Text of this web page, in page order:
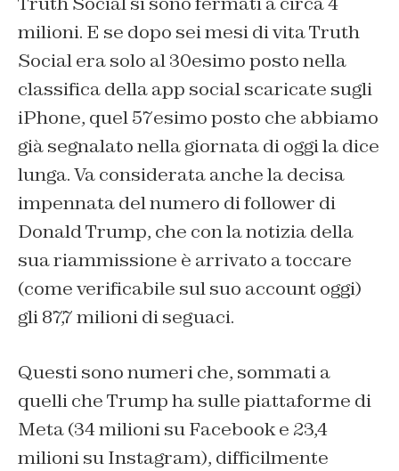
milioni. E se dopo sei mesi di vita Truth
Social era solo al 30esimo posto nella
classifica della app social scaricate sugli
iPhone, quel 57esimo posto che abbiamo
già segnalato nella giornata di oggi la dice
lunga. Va considerata anche la decisa
impennata del numero di follower di
Donald Trump, che con la notizia della
sua riammissione è arrivato a toccare
(come verificabile sul suo account oggi)
gli 87,7 milioni di seguaci.
Questi sono numeri che, sommati a
quelli che Trump ha sulle piattaforme di
Meta (34 milioni su Facebook e 23,4
milioni su Instagram), difficilmente